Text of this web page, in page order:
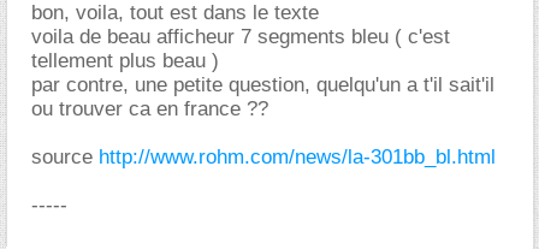
bon, voila, tout est dans le texte
voila de beau afficheur 7 segments bleu ( c'est
tellement plus beau )
par contre, une petite question, quelqu'un a t'il sait'il
ou trouver ca en france ??
source http://www.rohm.com/news/la-301bb_bl.html
-----